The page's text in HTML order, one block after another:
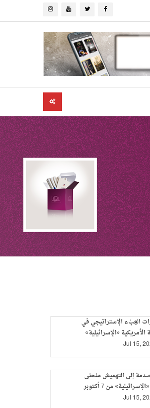
العِبْء الإستراتيجي في
الأمريكية «الإسرائيلية»
Jul 15,
إلى التهميش منحنى
القوة «الإسرائيلية» من 7 أكتوبر
الأمريكي-الإيراني
Jul 15,